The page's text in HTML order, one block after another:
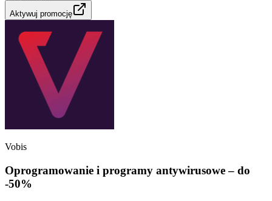
Aktywuj promocję
Vobis
Oprogramowanie i programy antywirusowe – do
-50%